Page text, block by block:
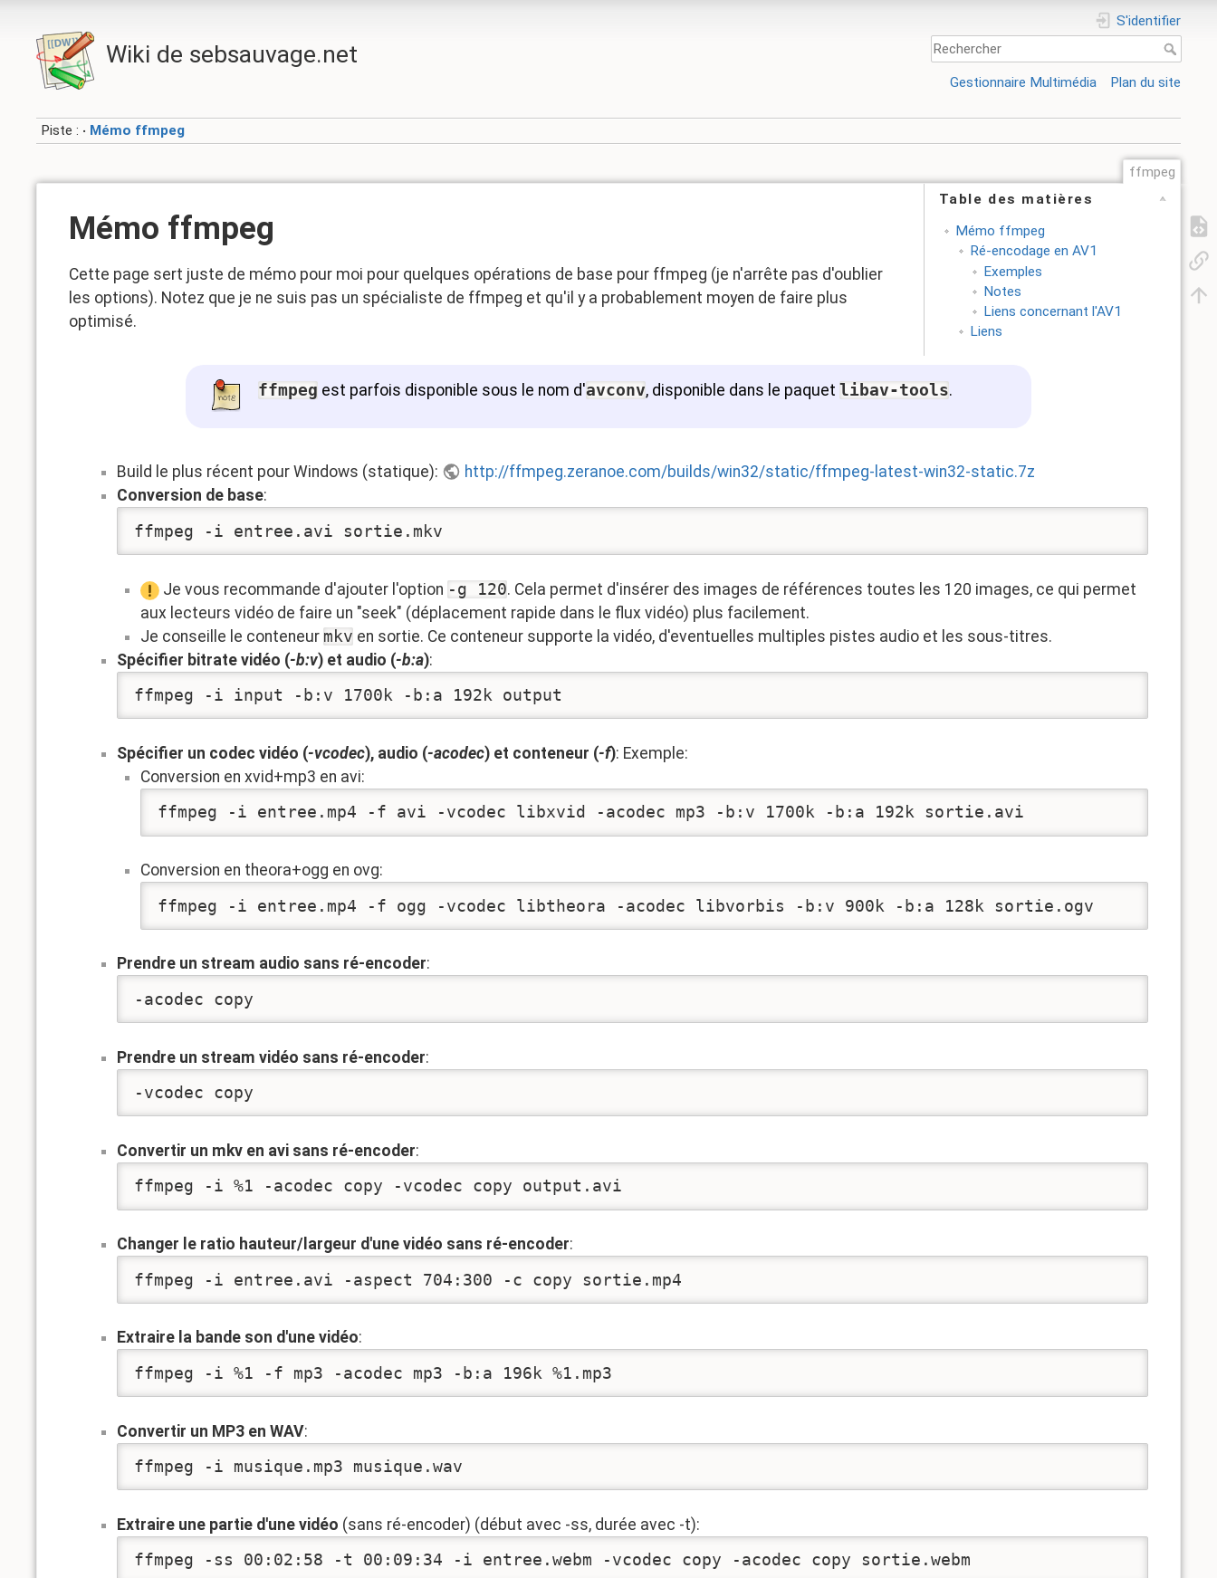
Wiki de sebsauvage.net
S'identifier
Gestionnaire Multimédia Plan du site
Piste : • Mémo ffmpeg
ffmpeg
Table des matières
Mémo ffmpeg
Ré-encodage en AV1
Exemples
Notes
Liens concernant l'AV1
Liens
Mémo ffmpeg
Cette page sert juste de mémo pour moi pour quelques opérations de base pour ffmpeg (je n'arrête pas d'oublier
les options). Notez que je ne suis pas un spécialiste de ffmpeg et qu'il y a probablement moyen de faire plus
optimisé.
ffmpeg est parfois disponible sous le nom d'avconv, disponible dans le paquet libav-tools.
Build le plus récent pour Windows (statique):
http://ffmpeg.zeranoe.com/builds/win32/static/ffmpeg-latest-win32-static.7z
Conversion de base:
ffmpeg -i entree.avi sortie.mkv
Je vous recommande d'ajouter l'option -g 120. Cela permet d'insérer des images de références toutes les 120 images, ce qui permet
aux lecteurs vidéo de faire un "seek" (déplacement rapide dans le flux vidéo) plus facilement.
Je conseille le conteneur mkv en sortie. Ce conteneur supporte la vidéo, d'eventuelles multiples pistes audio et les sous-titres.
Spécifier bitrate vidéo (-b:v) et audio (-b:a):
ffmpeg -i input -b:v 1700k -b:a 192k output
Spécifier un codec vidéo (-vcodec), audio (-acodec) et conteneur (-f): Exemple:
Conversion en xvid+mp3 en avi:
ffmpeg -i entree.mp4 -f avi -vcodec libxvid -acodec mp3 -b:v 1700k -b:a 192k sortie.avi
Conversion en theora+ogg en ovg:
ffmpeg -i entree.mp4 -f ogg -vcodec libtheora -acodec libvorbis -b:v 900k -b:a 128k sortie.ogv
Prendre un stream audio sans ré-encoder:
-acodec copy
Prendre un stream vidéo sans ré-encoder:
-vcodec copy
Convertir un mkv en avi sans ré-encoder:
ffmpeg -i %1 -acodec copy -vcodec copy output.avi
Changer le ratio hauteur/largeur d'une vidéo sans ré-encoder:
ffmpeg -i entree.avi -aspect 704:300 -c copy sortie.mp4
Extraire la bande son d'une vidéo:
ffmpeg -i %1 -f mp3 -acodec mp3 -b:a 196k %1.mp3
Convertir un MP3 en WAV:
ffmpeg -i musique.mp3 musique.wav
Extraire une partie d'une vidéo (sans ré-encoder) (début avec -ss, durée avec -t):
ffmpeg -ss 00:02:58 -t 00:09:34 -i entree.webm -vcodec copy -acodec copy sortie.webm